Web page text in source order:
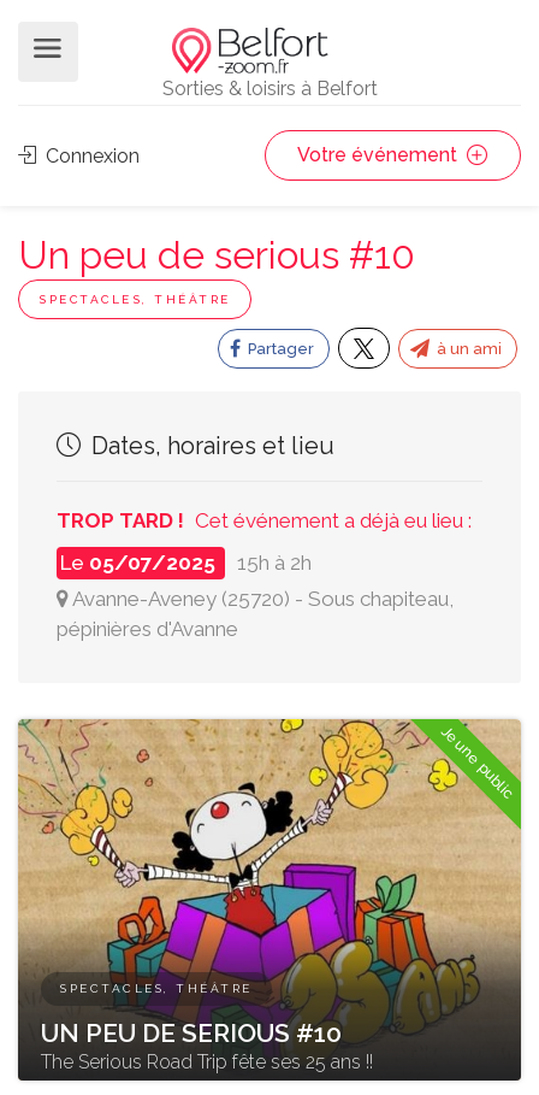
Sorties & loisirs à Belfort
Connexion Votre événement
Un peu de serious #10
SPECTACLES, THÉÂTRE
Partager à un ami
Dates, horaires et lieu
TROP TARD ! Cet événement a déjà eu lieu :
Le 05/07/2025
15h à 2h
Avanne-Aveney (25720) - Sous chapiteau,
pépinières d'Avanne
Jeune public
SPECTACLES, THÉÂTRE
UN PEU DE SERIOUS #10
The Serious Road Trip fête ses 25 ans !!